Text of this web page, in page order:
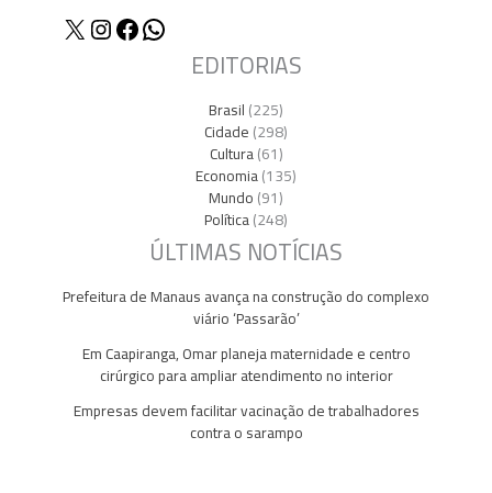
X Instagram
Facebook
WhatsApp
EDITORIAS
Brasil(225)
Cidade(298)
Cultura(61)
Economia(135)
Mundo(91)
Política(248)
ÚLTIMAS NOTÍCIAS
Prefeitura de Manaus avança na construção do complexo
viário ‘Passarão’
Em Caapiranga, Omar planeja maternidade e centro
cirúrgico para ampliar atendimento no interior
Empresas devem facilitar vacinação de trabalhadores
contra o sarampo